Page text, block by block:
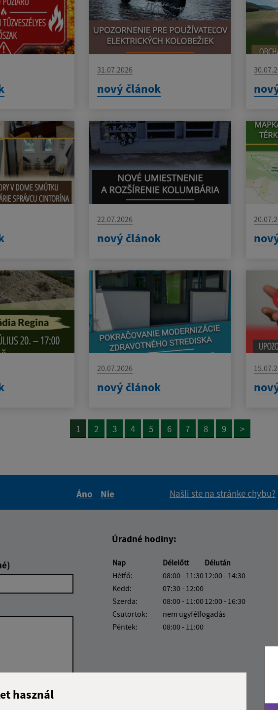
használ
31.07.2026
nový článok
22.07.2026
nový článok
20.07.2026
nový článok
1 2 3 4 5 6 7 8 9 >
Áno
Nie
Našli ste na stránke chybu?
Response
Úradné hodiny:
Nap Délelőtt
Délután
Hétfő:
08:00 - 11:3012:00 - 14:30
Kedd:
07:30 - 12:00
Szerda:
08:00 - 11:0012:00 - 16:30
Csütörtök:
nem ügyfélfogadás
Péntek:
08:00 - 11:00